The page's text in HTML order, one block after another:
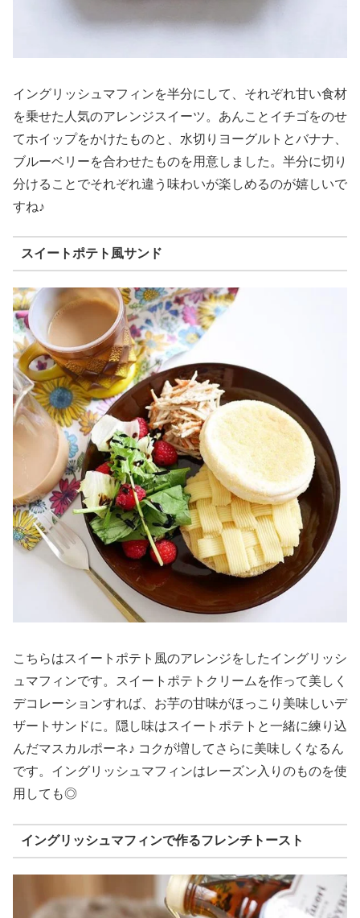
イングリッシュマフィンを半分にして、それぞれ甘い食材
を乗せた人気のアレンジスイーツ。あんことイチゴをのせ
てホイップをかけたものと、水切りヨーグルトとバナナ、
ブルーベリーを合わせたものを用意しました。半分に切り
分けることでそれぞれ違う味わいが楽しめるのが嬉しいで
すね♪
スイートポテト風サンド
こちらはスイートポテト風のアレンジをしたイングリッシ
ュマフィンです。スイートポテトクリームを作って美しく
デコレーションすれば、お芋の甘味がほっこり美味しいデ
ザートサンドに。隠し味はスイートポテトと一緒に練り込
んだマスカルポーネ♪ コクが増してさらに美味しくなるん
です。イングリッシュマフィンはレーズン入りのものを使
用しても◎
イングリッシュマフィンで作るフレンチトースト